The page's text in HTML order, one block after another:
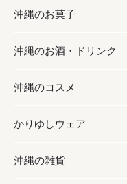
お肉
海産物
缶詰／パウチ
沖縄料理
沖縄そば／乾麺
レトルト食品
乾物／粉類
調味料
砂糖／黒砂糖
塩
お酢／ドレッシング
しょうゆ
沖縄のお菓子
お菓子
黒糖
ちんすこう
伝統菓子
沖縄のお酒・ドリンク
お酒・ドリンク
泡盛
ビール・チューハイ
沖縄のコスメ
コスメ
スキンケア
かりゆしウェア
かりゆしウェア
沖縄の雑貨